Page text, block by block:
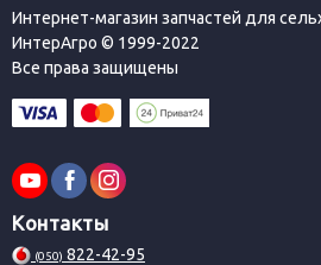
Интернет-магазин запчастей для
ИнтерАгро © 1999-2022
Все права защищены
Контакты
(050) 822-42-95